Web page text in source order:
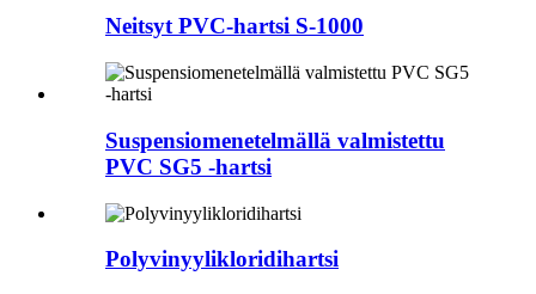
Neitsyt PVC-hartsi S-1000
Suspensiomenetelmällä valmistettu
PVC SG5 -hartsi
Polyvinyylikloridihartsi